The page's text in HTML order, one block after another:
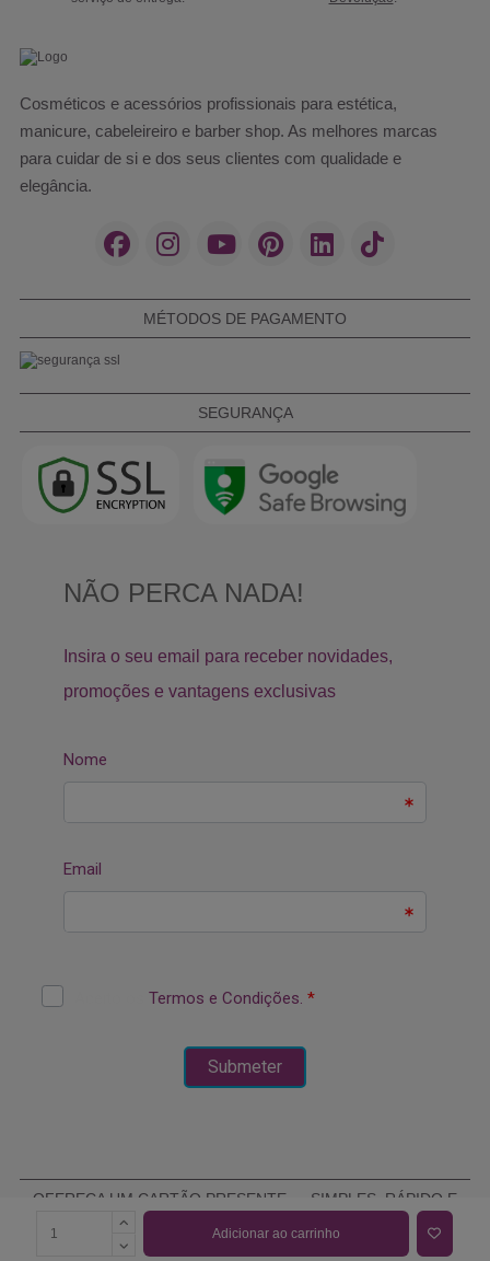
Adicionar ao carrinho
Cosméticos e acessórios profissionais para estética,
manicure, cabeleireiro e barber shop. As melhores marcas
para cuidar de si e dos seus clientes com qualidade e
elegância.
MÉTODOS DE PAGAMENTO
SEGURANÇA
OFEREÇA UM CARTÃO PRESENTE — SIMPLES, RÁPIDO E
ELEGANTE